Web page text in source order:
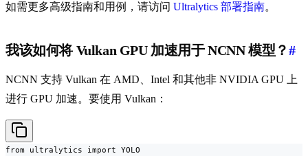
如需更多高级指南和用例，请访问 Ultralytics 部署指南。
我该如何将 Vulkan GPU 加速用于 NCNN 模型？#
NCNN 支持 Vulkan 在 AMD、Intel 和其他非 NVIDIA GPU 上
进行 GPU 加速。要使用 Vulkan：
from ultralytics import YOLO